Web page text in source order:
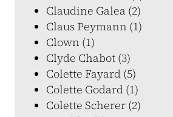
Claudine Galea (2)
Claus Peymann (1)
Clown (1)
Clyde Chabot (3)
Colette Fayard (5)
Colette Godard (1)
Colette Scherer (2)